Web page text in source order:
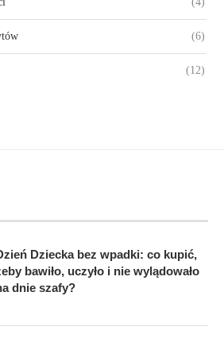
(6)
(12)
Dziecka bez wpadki: co kupić,
bawiło, uczyło i nie wylądowało
dnie szafy?